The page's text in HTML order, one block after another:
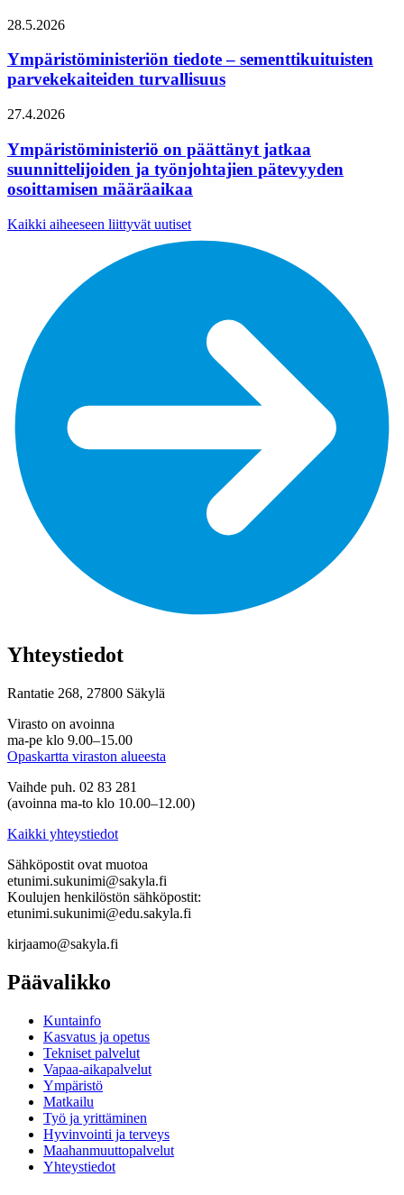
28.5.2026
Ympäristöministeriön tiedote – sementtikuituisten
parvekekaiteiden turvallisuus
27.4.2026
Ympäristöministeriö on päättänyt jatkaa
suunnittelijoiden ja työnjohtajien pätevyyden
osoittamisen määräaikaa
Kaikki aiheeseen liittyvät uutiset
Yhteystiedot
Rantatie 268, 27800 Säkylä
Virasto on avoinna
ma-pe klo 9.00–15.00
Opaskartta viraston alueesta
Vaihde puh. 02 83 281
(avoinna ma-to klo 10.00–12.00)
Kaikki yhteystiedot
Sähköpostit ovat muotoa
etunimi.sukunimi@sakyla.fi
Koulujen henkilöstön sähköpostit:
etunimi.sukunimi@edu.sakyla.fi
kirjaamo@sakyla.fi
Päävalikko
Kunta­info
Kasvatus ja opetus
Tekniset palvelut
Vapaa-aika­palvelut
Ympä­ristö
Mat­kailu
Työ ja yrittä­minen
Hyvinvointi ja terveys
Maahanmuuttopalvelut
Yhteystiedot